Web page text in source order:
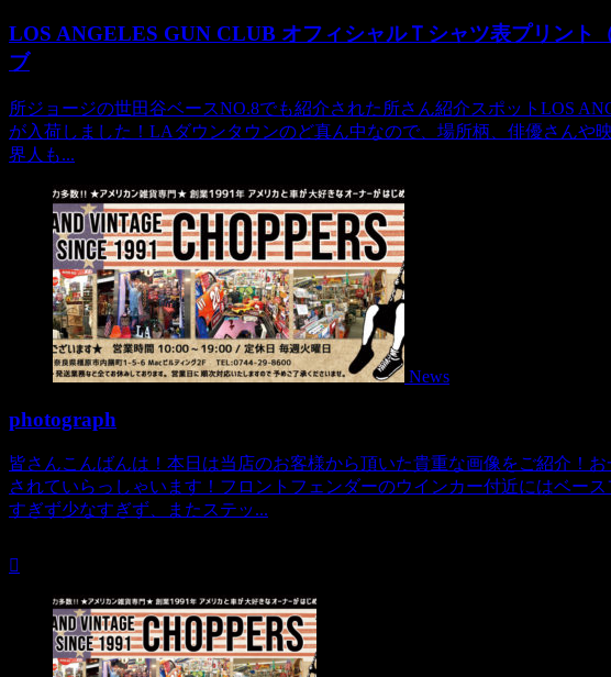
LOS ANGELES GUN CLUB オフィシャルＴシャツ表プリント
ブ
所ジョージの世田谷ベースNO.8でも紹介された所さん紹介スポットLOS
が入荷しました！LAダウンタウンのど真ん中なので、場所柄、俳優さんや
界人も...
News
photograph
皆さんこんばんは！本日は当店のお客様から頂いた貴重な画像をご紹介！
されていらっしゃいます！フロントフェンダーのウインカー付近にはベー
すぎず少なすぎず、またステッ...